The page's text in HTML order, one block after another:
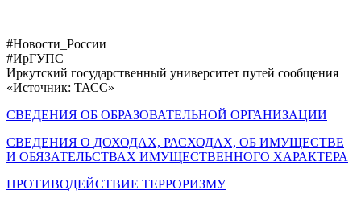
#Новости_России
#ИрГУПС
Иркутский государственный университет путей сообщения
«Источник: ТАСС»
СВЕДЕНИЯ ОБ ОБРАЗОВАТЕЛЬНОЙ ОРГАНИЗАЦИИ
СВЕДЕНИЯ О ДОХОДАХ, РАСХОДАХ, ОБ ИМУЩЕСТВЕ
И ОБЯЗАТЕЛЬСТВАХ ИМУЩЕСТВЕННОГО ХАРАКТЕРА
ПРОТИВОДЕЙСТВИЕ ТЕРРОРИЗМУ